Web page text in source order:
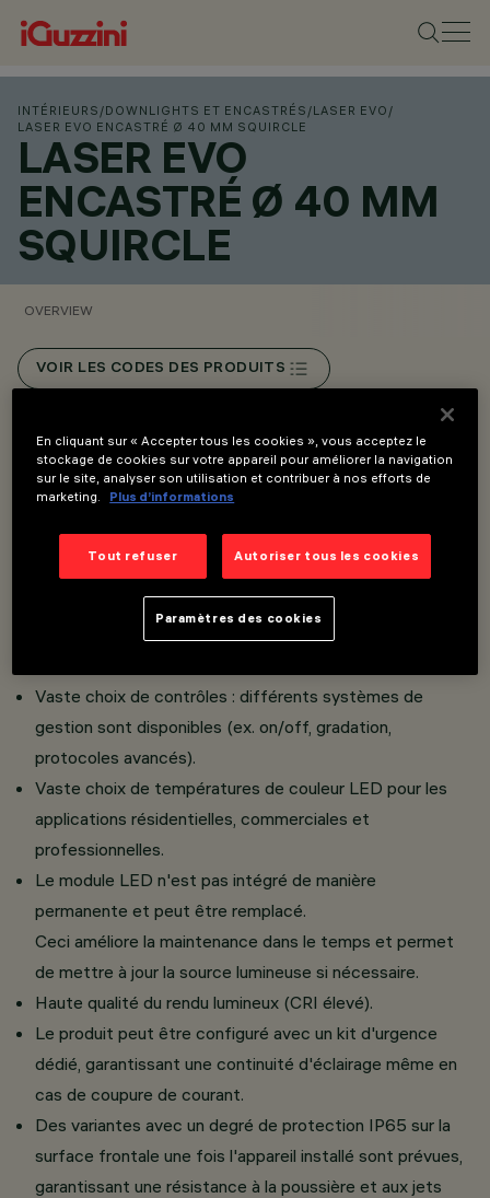
INTÉRIEURS /DOWNLIGHTS ET ENCASTRÉS /LASER EVO /
LASER EVO ENCASTRÉ Ø 40 MM SQUIRCLE
LASER EVO
ENCASTRÉ Ø 40 MM
SQUIRCLE
OVERVIEW
VOIR LES CODES DES PRODUITS
Overview
inférieure Squircle, pour un contrôle optimisé de la
luminance et une émission douce et uniforme.
Le luminaire peut être installé en version standard avec
cadre ou en version complètement encastrée au plafond
Vaste choix de contrôles : différents systèmes de
gestion sont disponibles (ex. on/off, gradation,
protocoles avancés).
Vaste choix de températures de couleur LED pour les
applications résidentielles, commerciales et
professionnelles.
Le module LED n'est pas intégré de manière
permanente et peut être remplacé.
Ceci améliore la maintenance dans le temps et permet
de mettre à jour la source lumineuse si nécessaire.
Haute qualité du rendu lumineux (CRI élevé).
Le produit peut être configuré avec un kit d'urgence
dédié, garantissant une continuité d'éclairage même en
cas de coupure de courant.
Des variantes avec un degré de protection IP65 sur la
surface frontale une fois l'appareil installé sont prévues,
garantissant une résistance à la poussière et aux jets
En cliquant sur « Accepter tous les cookies », vous acceptez le
stockage de cookies sur votre appareil pour améliorer la navigation
sur le site, analyser son utilisation et contribuer à nos efforts de
marketing.
Plus d’informations
Tout refuser Autoriser tous les cookies
Paramètres des cookies